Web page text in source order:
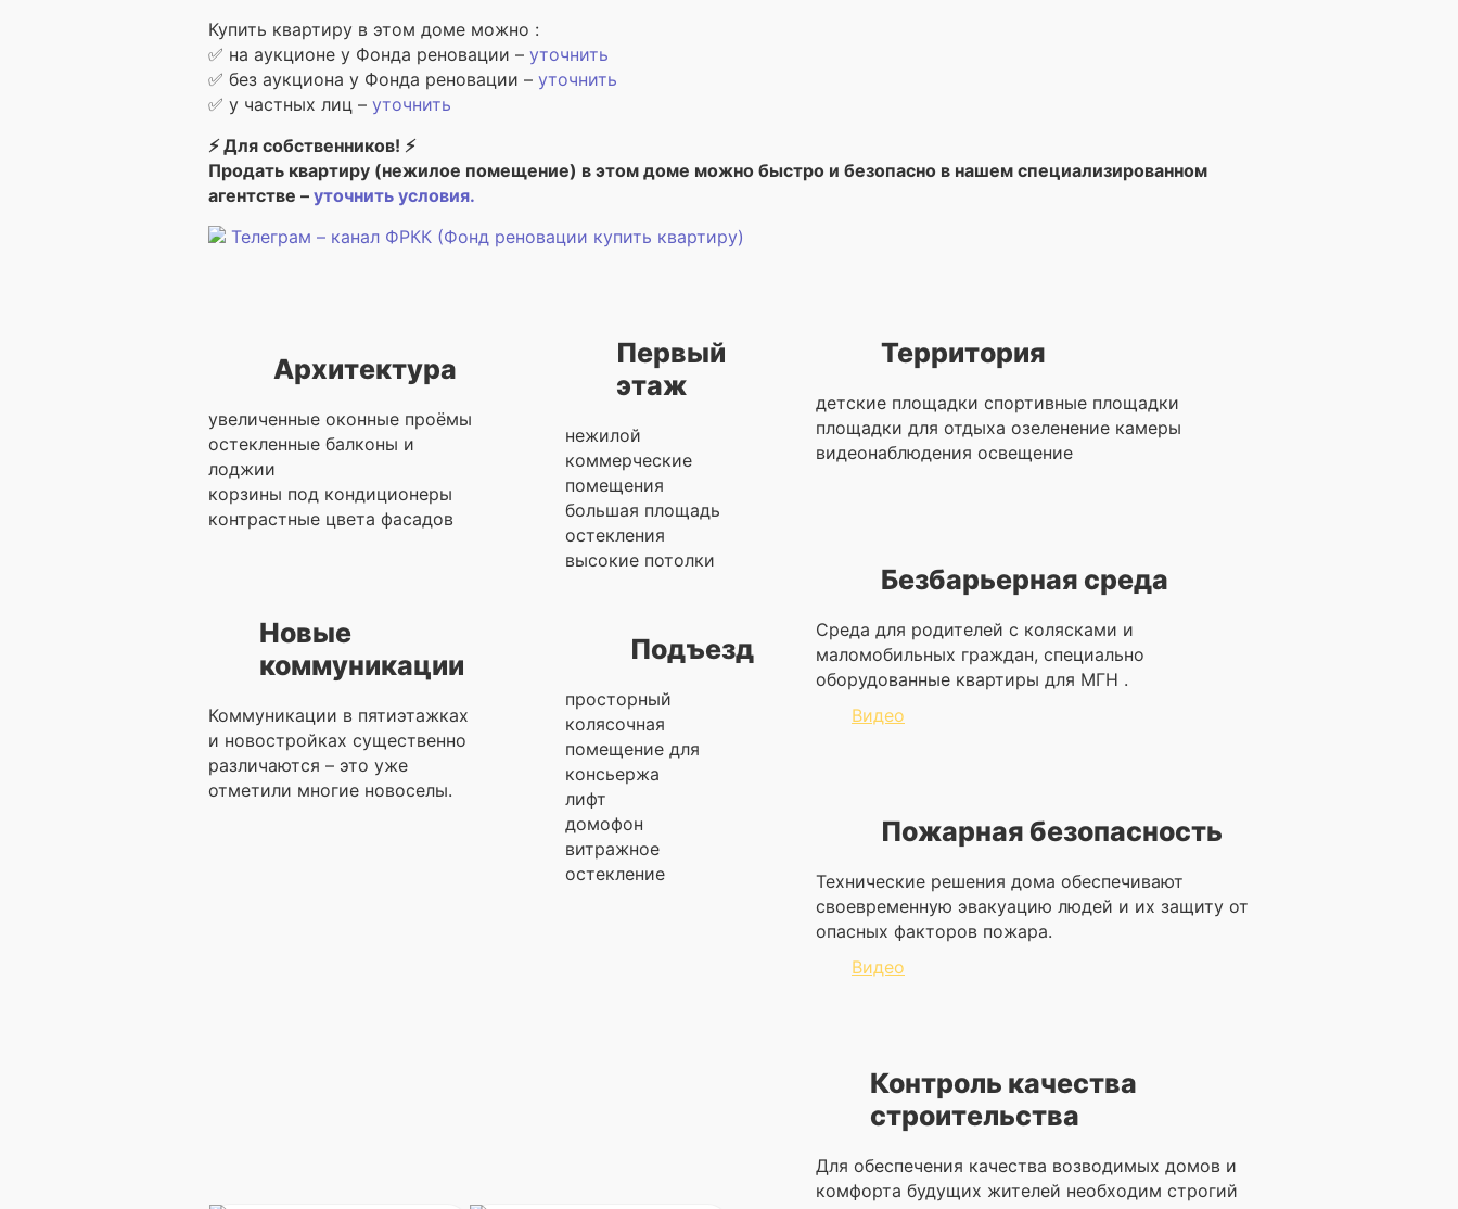
Купить квартиру в этом доме можно :
✅ на аукционе у Фонда реновации – уточнить
✅ без аукциона у Фонда реновации – уточнить
✅ у частных лиц – уточнить
⚡ Для собственников! ⚡
Продать квартиру (нежилое помещение) в этом доме можно быстро и безопасно в нашем специализированном
агентстве – уточнить условия.
Телеграм – канал ФРКК (Фонд реновации купить квартиру)
Архитектура
увеличенные оконные проёмы
остекленные балконы и
лоджии
корзины под кондиционеры
контрастные цвета фасадов
Первый
этаж
нежилой
коммерческие
помещения
большая площадь
остекления
высокие потолки
Новые
коммуникации
Коммуникации в пятиэтажках
и новостройках существенно
различаются – это уже
отметили многие новоселы.
Подъезд
просторный
колясочная
помещение для
консьержа
лифт
домофон
витражное
остекление
Территория
детские площадки спортивные площадки
площадки для отдыха озеленение камеры
видеонаблюдения освещение
Безбарьерная среда
Cреда для родителей с колясками и
маломобильных граждан, специально
оборудованные квартиры для МГН .
Видео
Пожарная безопасность
Технические решения дома обеспечивают
своевременную эвакуацию людей и их защиту от
опасных факторов пожара.
Видео
Контроль качества
строительства
Для обеспечения качества возводимых домов и
комфорта будущих жителей необходим строгий